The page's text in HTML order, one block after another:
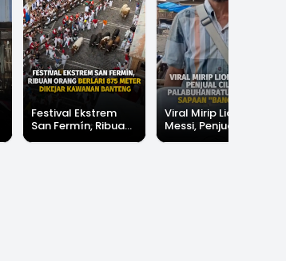
Festival Ekstrem
San Fermín, Ribuan
Orang Berlari 875
Viral Mirip Lionel
Messi, Penjual Cilok
di Palabuhanratu Ini